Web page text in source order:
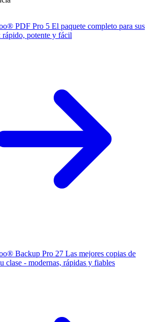
® PDF Pro 5 El paquete completo para sus
potente y fácil
® Backup Pro 27 Las mejores copias de
clase - modernas, rápidas y fiables